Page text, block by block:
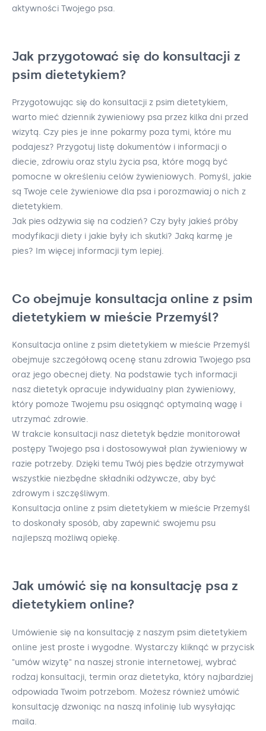
aktywności Twojego psa.
Jak przygotować się do konsultacji z
psim dietetykiem?
Przygotowując się do konsultacji z psim dietetykiem,
warto mieć dziennik żywieniowy psa przez kilka dni przed
wizytą. Czy pies je inne pokarmy poza tymi, które mu
podajesz? Przygotuj listę dokumentów i informacji o
diecie, zdrowiu oraz stylu życia psa, które mogą być
pomocne w określeniu celów żywieniowych. Pomyśl, jakie
są Twoje cele żywieniowe dla psa i porozmawiaj o nich z
dietetykiem.
Jak pies odżywia się na codzień? Czy były jakieś próby
modyfikacji diety i jakie były ich skutki? Jaką karmę je
pies? Im więcej informacji tym lepiej.
Co obejmuje konsultacja online z psim
dietetykiem w mieście Przemyśl?
Konsultacja online z psim dietetykiem w mieście Przemyśl
obejmuje szczegółową ocenę stanu zdrowia Twojego psa
oraz jego obecnej diety. Na podstawie tych informacji
nasz dietetyk opracuje indywidualny plan żywieniowy,
który pomoże Twojemu psu osiągnąć optymalną wagę i
utrzymać zdrowie.
W trakcie konsultacji nasz dietetyk będzie monitorował
postępy Twojego psa i dostosowywał plan żywieniowy w
razie potrzeby. Dzięki temu Twój pies będzie otrzymywał
wszystkie niezbędne składniki odżywcze, aby być
zdrowym i szczęśliwym.
Konsultacja online z psim dietetykiem w mieście Przemyśl
to doskonały sposób, aby zapewnić swojemu psu
najlepszą możliwą opiekę.
Jak umówić się na konsultację psa z
dietetykiem online?
Umówienie się na konsultację z naszym psim dietetykiem
online jest proste i wygodne. Wystarczy kliknąć w przycisk
"umów wizytę" na naszej stronie internetowej, wybrać
rodzaj konsultacji, termin oraz dietetyka, który najbardziej
odpowiada Twoim potrzebom. Możesz również umówić
konsultację dzwoniąc na naszą infolinię lub wysyłając
maila.